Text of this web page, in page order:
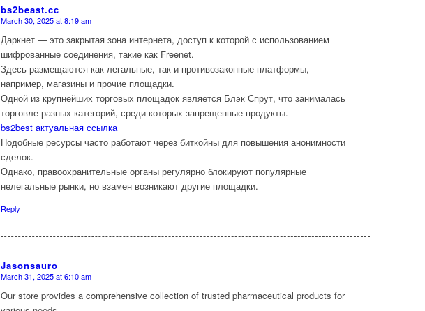
bs2beast.cc
says:
March 30, 2025 at 8:19 am
Даркнет — это закрытая зона интернета, доступ к которой с использованием
шифрованные соединения, такие как Freenet.
Здесь размещаются как легальные, так и противозаконные платформы,
например, магазины и прочие площадки.
Одной из крупнейших торговых площадок является Блэк Спрут, что занималась
торговле разных категорий, среди которых запрещенные продукты.
bs2best актуальная ссылка
Подобные ресурсы часто работают через биткойны для повышения анонимности
сделок.
Однако, правоохранительные органы регулярно блокируют популярные
нелегальные рынки, но взамен возникают другие площадки.
Reply
Jasonsauro
says:
March 31, 2025 at 6:10 am
Our store provides a comprehensive collection of trusted pharmaceutical products for